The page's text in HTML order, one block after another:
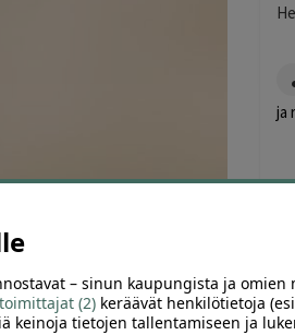
ja
– sinun kaupungista ja omien
(2) keräävät henkilötietoja
keinoja tietojen tallentamiseen ja